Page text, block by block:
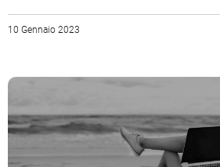
10 Gennaio 2023